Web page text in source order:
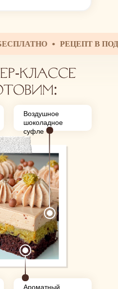
РЕЦЕПТ В ПОДАРОК
Ароматный
Воздушное
шоколадное
суфле